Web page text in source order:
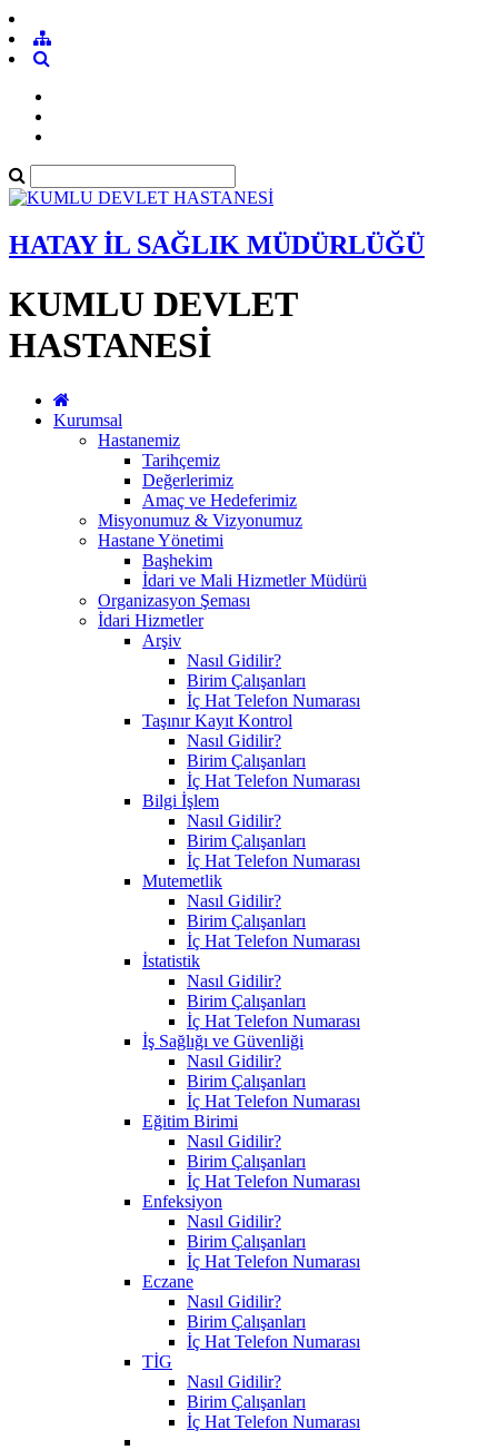
HATAY İL SAĞLIK MÜDÜRLÜĞÜ
KUMLU DEVLET
HASTANESİ
Kurumsal
Hastanemiz
Tarihçemiz
Değerlerimiz
Amaç ve Hedeferimiz
Misyonumuz & Vizyonumuz
Hastane Yönetimi
Başhekim
İdari ve Mali Hizmetler Müdürü
Organizasyon Şeması
İdari Hizmetler
Arşiv
Nasıl Gidilir?
Birim Çalışanları
İç Hat Telefon Numarası
Taşınır Kayıt Kontrol
Nasıl Gidilir?
Birim Çalışanları
İç Hat Telefon Numarası
Bilgi İşlem
Nasıl Gidilir?
Birim Çalışanları
İç Hat Telefon Numarası
Mutemetlik
Nasıl Gidilir?
Birim Çalışanları
İç Hat Telefon Numarası
İstatistik
Nasıl Gidilir?
Birim Çalışanları
İç Hat Telefon Numarası
İş Sağlığı ve Güvenliği
Nasıl Gidilir?
Birim Çalışanları
İç Hat Telefon Numarası
Eğitim Birimi
Nasıl Gidilir?
Birim Çalışanları
İç Hat Telefon Numarası
Enfeksiyon
Nasıl Gidilir?
Birim Çalışanları
İç Hat Telefon Numarası
Eczane
Nasıl Gidilir?
Birim Çalışanları
İç Hat Telefon Numarası
TİG
Nasıl Gidilir?
Birim Çalışanları
İç Hat Telefon Numarası